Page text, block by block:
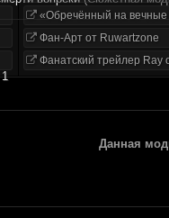
«Обречённый на вечные
Фан-Арт от Ruwartzone
Фанатский трейлер Ray
1
Данная